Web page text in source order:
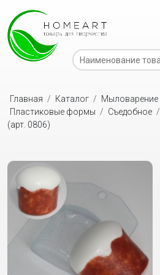
Главная / Каталог / Мыловарение
Пластиковые формы / Съедобное /
(арт. 0806)